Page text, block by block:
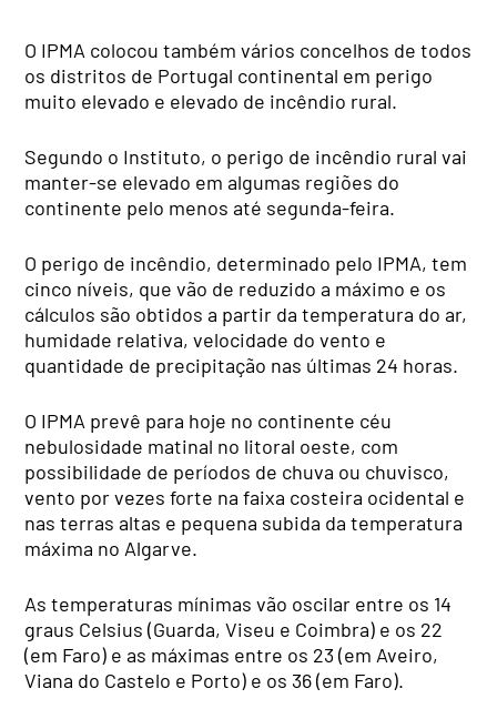
O IPMA colocou também vários concelhos de todos
os distritos de Portugal continental em perigo
muito elevado e elevado de incêndio rural.
Segundo o Instituto, o perigo de incêndio rural vai
manter-se elevado em algumas regiões do
continente pelo menos até segunda-feira.
O perigo de incêndio, determinado pelo IPMA, tem
cinco níveis, que vão de reduzido a máximo e os
cálculos são obtidos a partir da temperatura do ar,
humidade relativa, velocidade do vento e
quantidade de precipitação nas últimas 24 horas.
O IPMA prevê para hoje no continente céu
nebulosidade matinal no litoral oeste, com
possibilidade de períodos de chuva ou chuvisco,
vento por vezes forte na faixa costeira ocidental e
nas terras altas e pequena subida da temperatura
máxima no Algarve.
As temperaturas mínimas vão oscilar entre os 14
graus Celsius (Guarda, Viseu e Coimbra) e os 22
(em Faro) e as máximas entre os 23 (em Aveiro,
Viana do Castelo e Porto) e os 36 (em Faro).